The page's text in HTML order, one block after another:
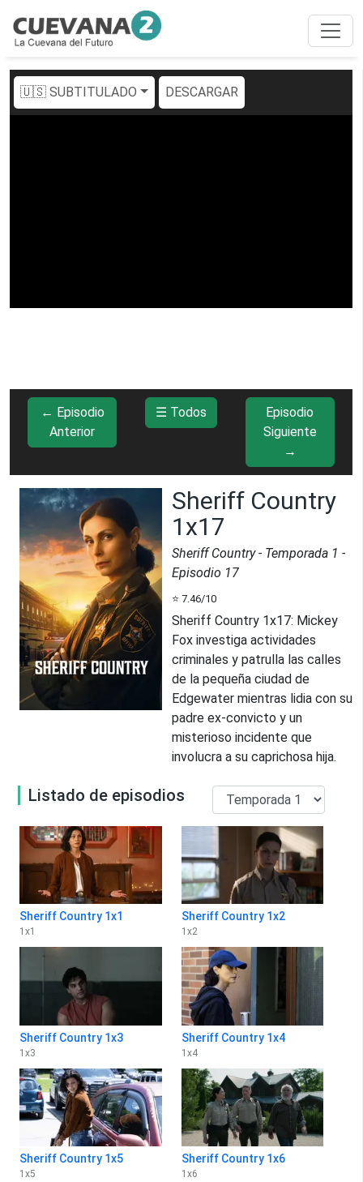
🇺🇸 SUBTITULADO DESCARGAR
← Episodio
Anterior
☰ Todos
Episodio
Siguiente
→
Sheriff Country
1x17
Sheriff Country- Temporada 1 -
Episodio 17
⭐ 7.46/10
Sheriff Country 1x17: Mickey
Fox investiga actividades
criminales y patrulla las calles
de la pequeña ciudad de
Edgewater mientras lidia con su
padre ex-convicto y un
misterioso incidente que
involucra a su caprichosa hija.
Listado de episodios
Sheriff Country 1x1
1 x1
Sheriff Country 1x2
1 x2
Sheriff Country 1x3
1 x3
Sheriff Country 1x4
1 x4
Sheriff Country 1x5
1 x5
Sheriff Country 1x6
1 x6